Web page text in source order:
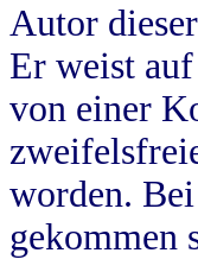
Autor
Er weist
von einer
worden.
gekommen